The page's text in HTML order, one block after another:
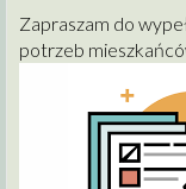
Zapraszam do
potrzeb